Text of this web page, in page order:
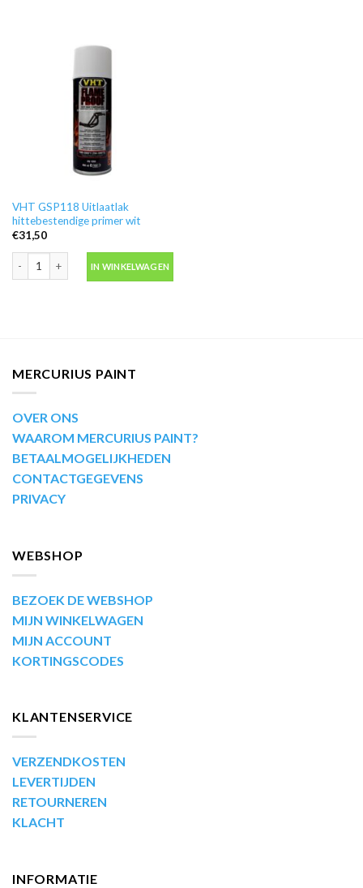
VHT GSP118 Uitlaatlak
hittebestendige primer wit
€31,50
VHT GSP118 Uitlaatlak hittebestendige primer wit aantal
IN WINKELWAGEN
MERCURIUS PAINT
OVER ONS
WAAROM MERCURIUS PAINT?
BETAALMOGELIJKHEDEN
CONTACTGEGEVENS
PRIVACY
WEBSHOP
BEZOEK DE WEBSHOP
MIJN WINKELWAGEN
MIJN ACCOUNT
KORTINGSCODES
KLANTENSERVICE
VERZENDKOSTEN
LEVERTIJDEN
RETOURNEREN
KLACHT
INFORMATIE